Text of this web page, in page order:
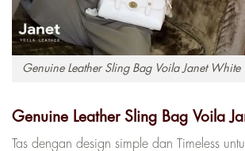
Genuine Leather Sling Bag Voila Janet White
Genuine Leather Sling Bag Voila
Tas dengan design simple dan Timeless